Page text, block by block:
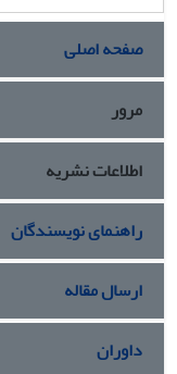
صفحه اصلی
مرور
اطلاعات نشریه
راهنمای نویسندگان
ارسال مقاله
داوران